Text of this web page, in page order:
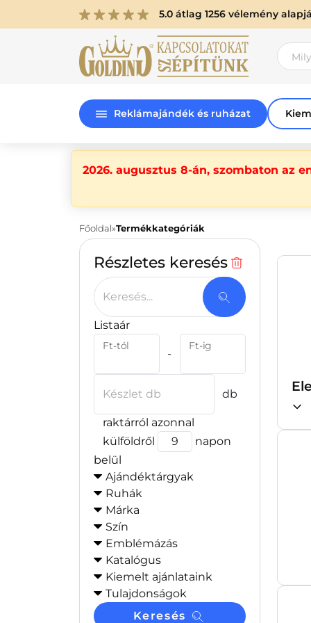
5.0 átlag 1256 vélemény
Reklámajándék és ruházat
2026. augusztus 8-án, szombaton az
Főoldal Termékkategóriák
Részletes keresés
Keresés...
Listaár
Ft-tól
-
Ft-ig
Készlet db db
raktárról azonnal
külföldről
napon
belül
Ajándéktárgyak
Ruhák
Márka
Szín
Emblémázás
Katalógus
Kiemelt ajánlataink
Tulajdonságok
Keresés